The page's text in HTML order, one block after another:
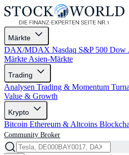
Märkte
DAX/MDAX Nasdaq S&P 500 Dow
Märkte Asien-Märkte
Trading
Analysen Trading & Momentum
Value & Growth
Krypto
Bitcoin Ethereum & Altcoins
Community Broker